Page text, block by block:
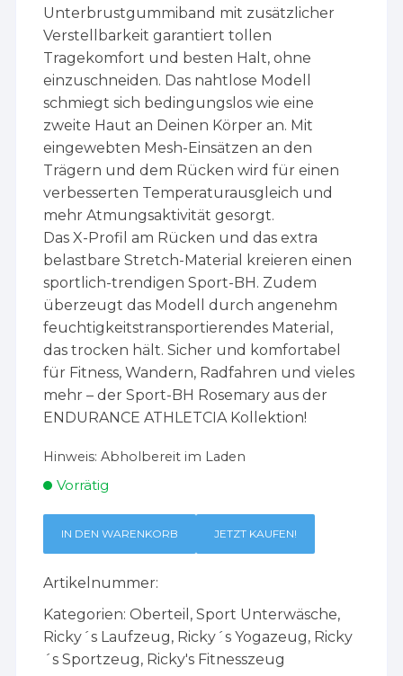
Unterbrustgummiband mit zusätzlicher
Verstellbarkeit garantiert tollen
Tragekomfort und besten Halt, ohne
einzuschneiden. Das nahtlose Modell
schmiegt sich bedingungslos wie eine
zweite Haut an Deinen Körper an. Mit
eingewebten Mesh-Einsätzen an den
Trägern und dem Rücken wird für einen
verbesserten Temperaturausgleich und
mehr Atmungsaktivität gesorgt.
Das X-Profil am Rücken und das extra
belastbare Stretch-Material kreieren einen
sportlich-trendigen Sport-BH. Zudem
überzeugt das Modell durch angenehm
feuchtigkeitstransportierendes Material,
das trocken hält. Sicher und komfortabel
für Fitness, Wandern, Radfahren und vieles
mehr – der Sport-BH Rosemary aus der
ENDURANCE ATHLETCIA Kollektion!
Hinweis:Abholbereit im Laden
Vorrätig
IN DEN WARENKORB JETZT KAUFEN!
Artikelnummer:
Kategorien:Oberteil ,Sport Unterwäsche,
Ricky´s Laufzeug, Ricky´s Yogazeug, Ricky
´s Sportzeug, Ricky's Fitnesszeug